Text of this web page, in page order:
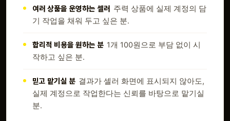
여러 상품을 운영하는 셀러 주력 상품에 실제 계정의 담
기 작업을 채워 두고 싶은 분.
합리적 비용을 원하는 분 1개 100원으로 부담 없이 시
작하고 싶은 분.
믿고 맡기실 분 결과가 셀러 화면에 표시되지 않아도,
실제 계정으로 작업한다는 신뢰를 바탕으로 맡기실
분.